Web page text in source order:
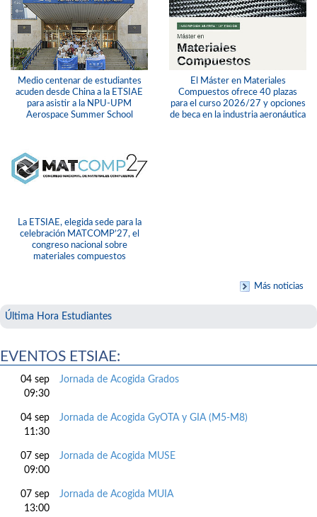
Medio centenar de estudiantes
acuden desde China a la ETSIAE
para asistir a la NPU-UPM
Aerospace Summer School
El Máster en Materiales
Compuestos ofrece 40 plazas
para el curso 2026/27 y opciones
de beca en la industria aeronáutica
La ETSIAE, elegida sede para la
celebración MATCOMP’27, el
congreso nacional sobre
materiales compuestos
Más noticias
Última Hora Estudiantes
EVENTOS ETSIAE:
04 sep
09:30
Jornada de Acogida Grados
04 sep
11:30
Jornada de Acogida GyOTA y GIA (M5-M8)
07 sep
09:00
Jornada de Acogida MUSE
07 sep
13:00
Jornada de Acogida MUIA